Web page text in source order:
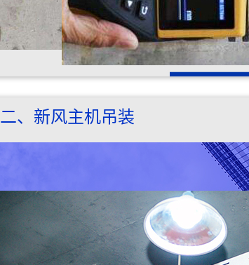
二、新风主机吊装